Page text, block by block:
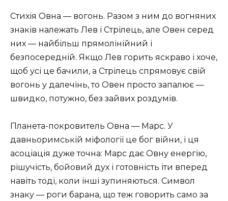
Стихія Овна — вогонь. Разом з ним до вогняних
знаків належать Лев і Стрілець, але Овен серед
них — найбільш прямолінійний і
безпосередній. Якщо Лев горить яскраво і хоче,
щоб усі це бачили, а Стрілець спрямовує свій
вогонь у далечінь, то Овен просто запалює —
швидко, потужно, без зайвих роздумів.
Планета-покровитель Овна — Марс. У
давньоримській міфології це бог війни, і ця
асоціація дуже точна: Марс дає Овну енергію,
рішучість, бойовий дух і готовність іти вперед
навіть тоді, коли інші зупиняються. Символ
знаку — роги барана, що теж говорить само за